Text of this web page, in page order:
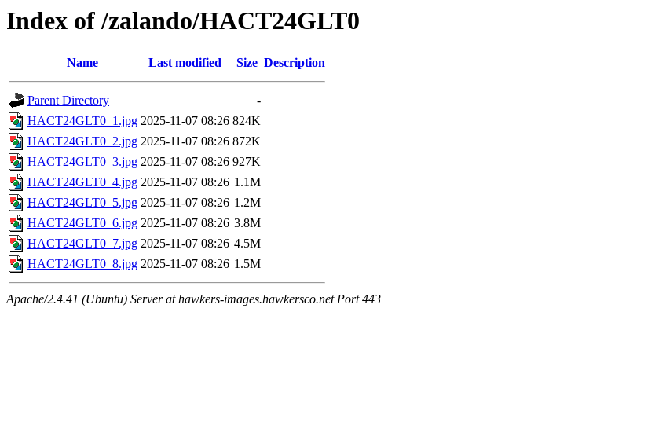
Index of /zalando/HACT24GLT0
Name Last modified Size Description
Parent Directory
-
HACT24GLT0_1.jpg 2025-11-07 08:26 824K
HACT24GLT0_2.jpg 2025-11-07 08:26 872K
HACT24GLT0_3.jpg 2025-11-07 08:26 927K
HACT24GLT0_4.jpg 2025-11-07 08:26 1.1M
HACT24GLT0_5.jpg 2025-11-07 08:26 1.2M
HACT24GLT0_6.jpg 2025-11-07 08:26 3.8M
HACT24GLT0_7.jpg 2025-11-07 08:26 4.5M
HACT24GLT0_8.jpg 2025-11-07 08:26 1.5M
Apache/2.4.41 (Ubuntu) Server at hawkers-images.hawkersco.net Port 443